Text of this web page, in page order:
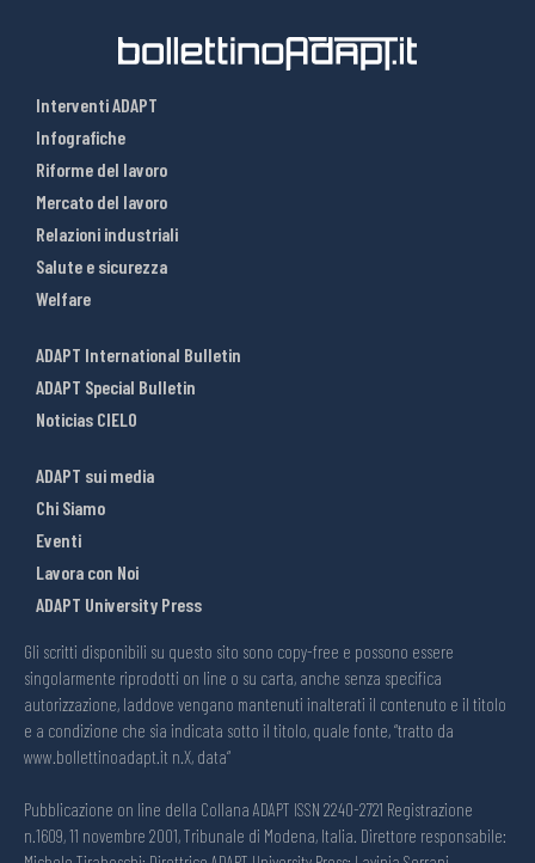
Interventi ADAPT
Infografiche
Riforme del lavoro
Mercato del lavoro
Relazioni industriali
Salute e sicurezza
Welfare
ADAPT International Bulletin
ADAPT Special Bulletin
Noticias CIELO
ADAPT sui media
Chi Siamo
Eventi
Lavora con Noi
ADAPT University Press
Gli scritti disponibili su questo sito sono copy-free e possono essere
singolarmente riprodotti on line o su carta, anche senza specifica
autorizzazione, laddove vengano mantenuti inalterati il contenuto e il titolo
e a condizione che sia indicata sotto il titolo, quale fonte, “tratto da
www.bollettinoadapt.it n.X, data“
Pubblicazione on line della Collana ADAPT ISSN 2240-2721 Registrazione
n.1609, 11 novembre 2001, Tribunale di Modena, Italia. Direttore responsabile: